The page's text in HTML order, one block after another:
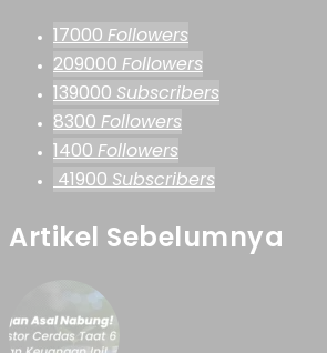
17000 Followers
209000 Followers
139000 Subscribers
8300 Followers
1400 Followers
41900 Subscribers
Artikel Sebelumnya